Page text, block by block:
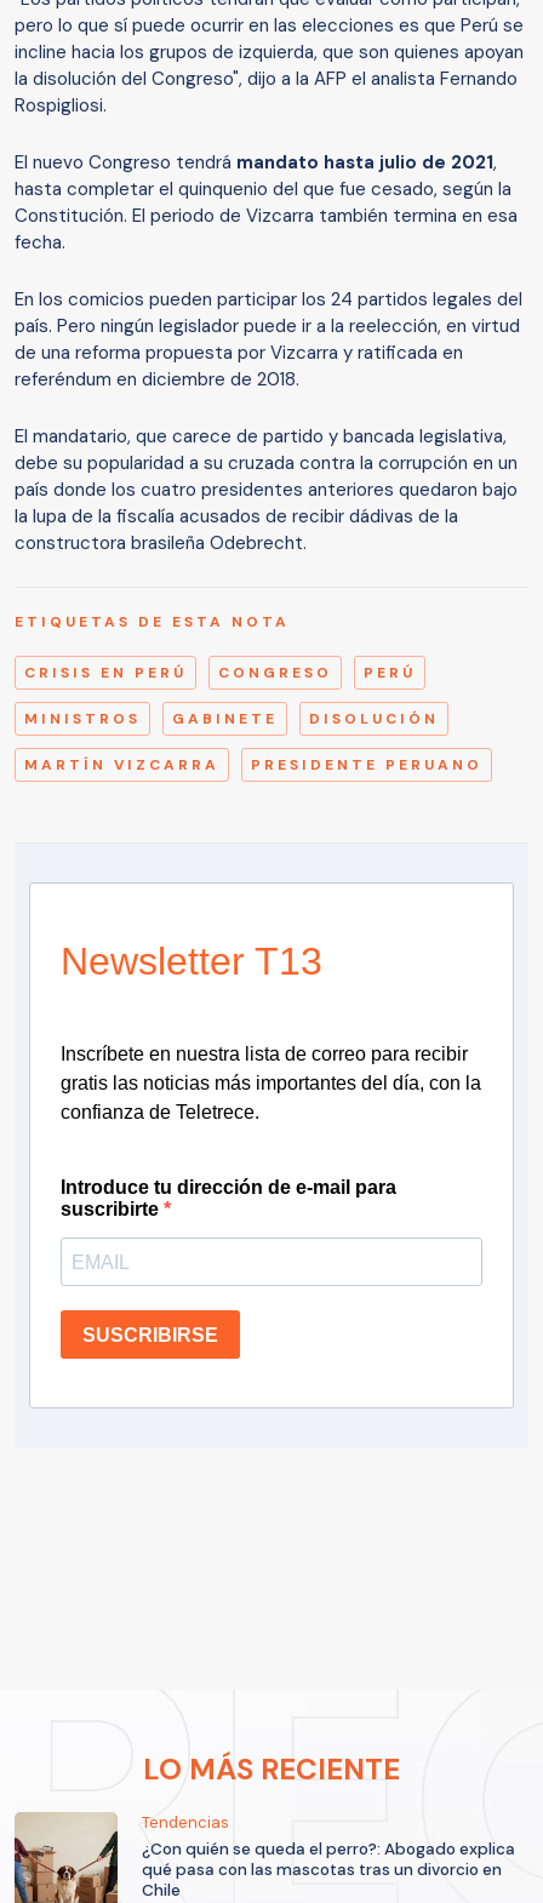
pero lo que sí puede ocurrir en las elecciones es que Perú se
incline hacia los grupos de izquierda, que son quienes apoyan
la disolución del Congreso", dijo a la AFP el analista Fernando
Rospigliosi.
El nuevo Congreso tendrá mandato hasta julio de 2021,
hasta completar el quinquenio del que fue cesado, según la
Constitución. El periodo de Vizcarra también termina en esa
fecha.
En los comicios pueden participar los 24 partidos legales del
país. Pero ningún legislador puede ir a la reelección, en virtud
de una reforma propuesta por Vizcarra y ratificada en
referéndum en diciembre de 2018.
El mandatario, que carece de partido y bancada legislativa,
debe su popularidad a su cruzada contra la corrupción en un
país donde los cuatro presidentes anteriores quedaron bajo
la lupa de la fiscalía acusados de recibir dádivas de la
constructora brasileña Odebrecht.
ETIQUETAS DE ESTA NOTA
CRISIS EN PERÚ CONGRESO PERÚ
MINISTROS GABINETE DISOLUCIÓN
MARTÍN VIZCARRA PRESIDENTE PERUANO
Newsletter T13
Inscríbete en nuestra lista de correo para recibir
gratis las noticias más importantes del día, con la
confianza de Teletrece.
Introduce tu dirección de e-mail para
suscribirte
SUSCRIBIRSE
LO MÁS RECIENTE
Tendencias
¿Con quién se queda el perro?: Abogado explica
qué pasa con las mascotas tras un divorcio en
Chile